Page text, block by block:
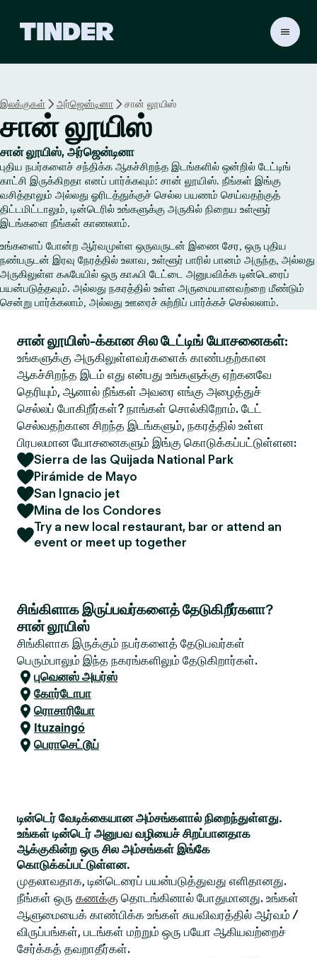
ம்
இலக்குகள் அர்ஜென்டினா சான் லூயிஸ்
சான் லூயிஸ்
சான் லூயிஸ், அர்ஜென்டினா
புதிய நபர்களைச் சந்திக்க ஆகச்சிறந்த இடங்களில் ஒன்றில் டேட்டிங்
காட்சி இருக்கிறதா எனப் பார்க்கவும்: சான் லூயிஸ். நீங்கள் இங்கு
வசித்தாலும் அல்லது ஓரிடத்துக்குச் செல்ல பயணம் செய்வதற்குத்
திட்டமிட்டாலும், டின்டெரில் உங்களுக்கு அருகில் நிறைய உள்ளூர்
இடங்களை நீங்கள் காணலாம்.
உங்களைப் போன்ற ஆர்வமுள்ள ஒருவருடன் இணை சேர, ஒரு புதிய
நண்பருடன் இரவு நேரத்தில் உலாவ, உள்ளூர் பாரில் பானம் அருந்த, அல்லது
அருகிலுள்ள கஃபேயில் ஒரு காஃபி டேட்டை அனுபவிக்க டின்டெரைப்
பயன்படுத்தவும். அல்லது நகரத்தில் உள்ள அருமையானவற்றை மீண்டும்
சென்று பார்க்கலாம், அல்லது ஊரைச் சுற்றிப் பார்க்கச் செல்லலாம்.
சான் லூயிஸ்-க்கான சில டேட்டிங் யோசனைகள்:
உங்களுக்கு அருகிலுள்ளவர்களைக் காண்பதற்கான
ஆகச்சிறந்த இடம் எது என்பது உங்களுக்கு ஏற்கனவே
தெரியும், ஆனால் நீங்கள் அவரை எங்கு அழைத்துச்
செல்லப் போகிறீர்கள்? நாங்கள் சொல்கிறோம். டேட்
செல்வதற்கான சிறந்த இடங்களும், நகரத்தில் உள்ள
பிரபலமான யோசனைகளும் இங்கு கொடுக்கப்பட்டுள்ளன:
Sierra de las Quijada National Park
Pirámide de Mayo
San Ignacio jet
Mina de los Condores
Try a new local restaurant, bar or attend an
event or meet up together
சிங்கிளாக இருப்பவர்களைத் தேடுகிறீர்களா?
சான் லூயிஸ்
சிங்கிளாக இருக்கும் நபர்களைத் தேடுபவர்கள்
பெரும்பாலும் இந்த நகரங்களிலும் தேடுகிறார்கள்.
புவெனஸ் அயர்ஸ்
கோர்டோபா
ரொசாரியோ
Ituzaingó
பெராசெட்டூய்
டின்டெர் வேடிக்கையான அம்சங்களால் நிறைந்துள்ளது.
உங்கள் டின்டெர் அனுபவ வழியைச் சிறப்பானதாக
ஆக்குகின்ற ஒரு சில அம்சங்கள் இங்கே
கொடுக்கப்பட்டுள்ளன.
முதலாவதாக, டின்டெரைப் பயன்படுத்துவது எளிதானது.
நீங்கள் ஒரு கணக்கு தொடங்கினால் போதுமானது. உங்கள்
ஆளுமையைக் காண்பிக்க உங்கள் சுயவிவரத்தில் ஆர்வம் /
விருப்பங்கள், படங்கள் மற்றும் ஒரு பயோ ஆகியவற்றைச்
சேர்க்கத் தவறாதீர்கள்.